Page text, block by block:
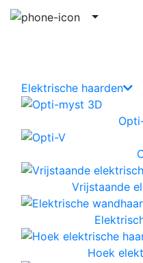
Elektrische haarden
Vrijstaande
Hoek